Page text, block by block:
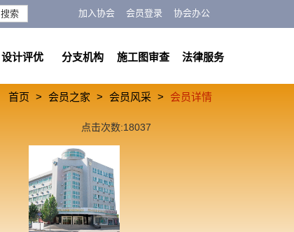
搜索 协会办公
会员登录
加入协会
设计评优 分支机构 施工图审查 法律服务
首页 会员之家 会员风采 会员详情
点击次数:18037